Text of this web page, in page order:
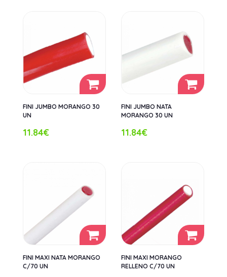
FINI JUMBO MORANGO 30
UN
11.84€
FINI JUMBO NATA
MORANGO 30 UN
11.84€
FINI MAXI NATA MORANGO
C/70 UN
FINI MAXI MORANGO
RELLENO C/70 UN